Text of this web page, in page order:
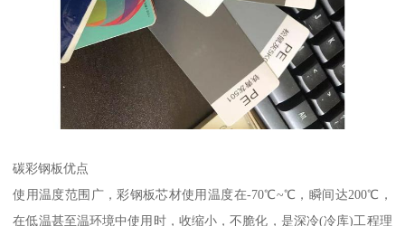
碳彩钢板优点
使用温度范围广，彩钢板芯材使用温度在-70℃~℃，瞬间达200℃，
在低温甚至温环境中使用时，收缩小，不脆化，是深冷(冷库)工程理